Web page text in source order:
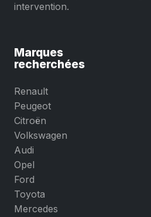
intervention.
Marques
recherchées
Renault
Peugeot
Citroën
Volkswagen
Audi
Opel
Ford
Toyota
Mercedes